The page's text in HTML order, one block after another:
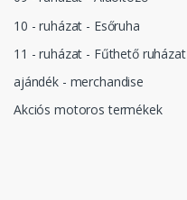
10 - ruházat - Esőruha
11 - ruházat - Fűthető ruházat
ajándék - merchandise
Akciós motoros termékek